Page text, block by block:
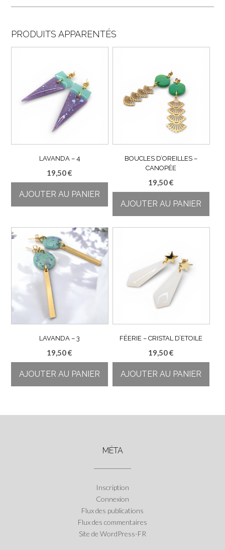
PRODUITS APPARENTÉS
LAVANDA – 4
19,50€
AJOUTER AU PANIER
BOUCLES D’OREILLES –
CANOPÉE
19,50€
AJOUTER AU PANIER
LAVANDA – 3
19,50€
AJOUTER AU PANIER
FÉERIE – CRISTAL D’ETOILE
19,50€
AJOUTER AU PANIER
MÉTA
Inscription
Connexion
Flux des publications
Flux des commentaires
Site de WordPress-FR